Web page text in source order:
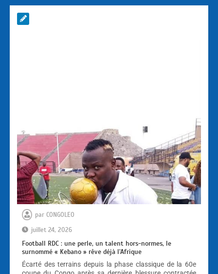
par CONGOLEO
juillet 24, 2026
Football RDC : une perle, un talent hors-normes, le
surnommé « Kebano » rêve déjà l’Afrique
Écarté des terrains depuis la phase classique de la 60e